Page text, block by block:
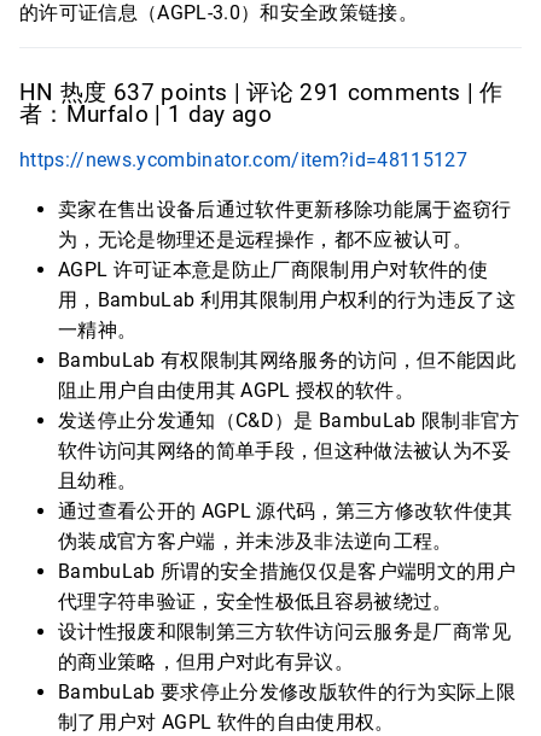
的许可证信息（AGPL-3.0）和安全政策链接。
HN 热度 637 points | 评论 291 comments | 作
者：Murfalo | 1 day ago
https://news.ycombinator.com/item?id=48115127
卖家在售出设备后通过软件更新移除功能属于盗窃行
为，无论是物理还是远程操作，都不应被认可。
AGPL 许可证本意是防止厂商限制用户对软件的使
用，BambuLab 利用其限制用户权利的行为违反了这
一精神。
BambuLab 有权限制其网络服务的访问，但不能因此
阻止用户自由使用其 AGPL 授权的软件。
发送停止分发通知（C&D）是 BambuLab 限制非官方
软件访问其网络的简单手段，但这种做法被认为不妥
且幼稚。
通过查看公开的 AGPL 源代码，第三方修改软件使其
伪装成官方客户端，并未涉及非法逆向工程。
BambuLab 所谓的安全措施仅仅是客户端明文的用户
代理字符串验证，安全性极低且容易被绕过。
设计性报废和限制第三方软件访问云服务是厂商常见
的商业策略，但用户对此有异议。
BambuLab 要求停止分发修改版软件的行为实际上限
制了用户对 AGPL 软件的自由使用权。